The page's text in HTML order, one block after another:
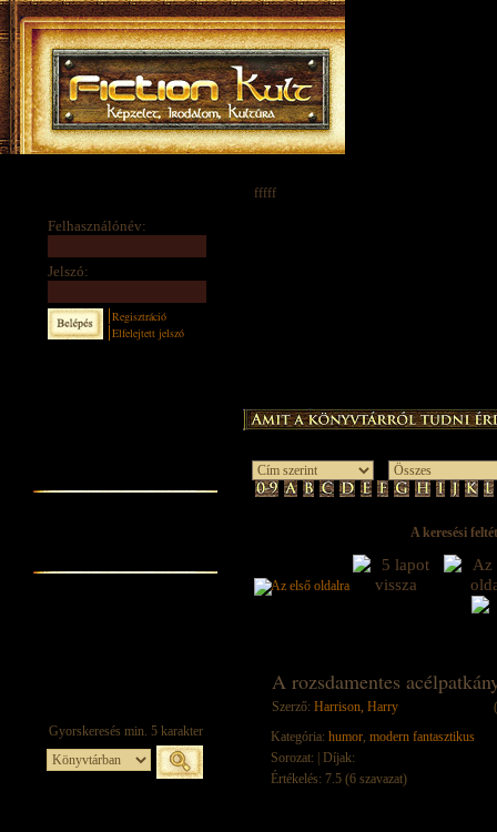
Felhasználónév:
Jelszó:
Regisztráció
Elfelejtett jelszó
fffff
A keresési
A rozsdamentes
Szerző: Harrison, Harry
Kategória: humor, modern fantasztikus
Sorozat:
| Díjak:
Értékelés: 7.5 (6 szavazat)